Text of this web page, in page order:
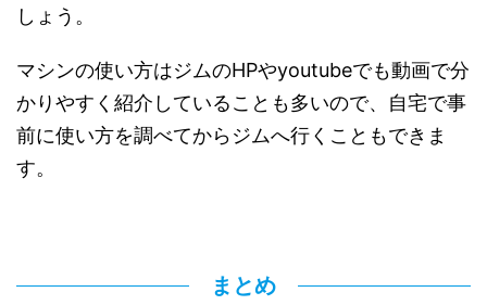
しょう。
マシンの使い方はジムのHPやyoutubeでも動画で分
かりやすく紹介していることも多いので、自宅で事
前に使い方を調べてからジムへ行くこともできま
す。
まとめ